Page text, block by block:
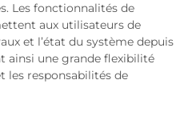
Les fonctionnalités de
aux utilisateurs de
et l’état du système depuis
ainsi une grande flexibilité
les responsabilités de